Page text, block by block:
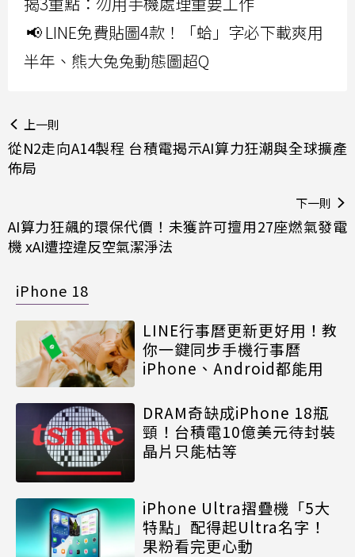
📢 LINE免費貼圖4款！「蛤」字必下載爽用
半年、熊大兔兔動態圖超Q
上一則
從N2走向A14製程 台積電揭示AI算力狂潮與全球擴產
佈局
下一則
AI算力狂飆的環保代價！未獲許可擅用27座燃氣發電
機 xAI遭控違反空氣潔淨法
iPhone 18
LINE行事曆更新更好用！教
你一鍵同步手機行事曆
iPhone、Android都能用
DRAM奇缺成iPhone 18瓶
頸！台積電10億美元待封裝
晶片只能枯等
iPhone Ultra摺疊機「5大
特點」配得起Ultra名字！
果粉看完更心動